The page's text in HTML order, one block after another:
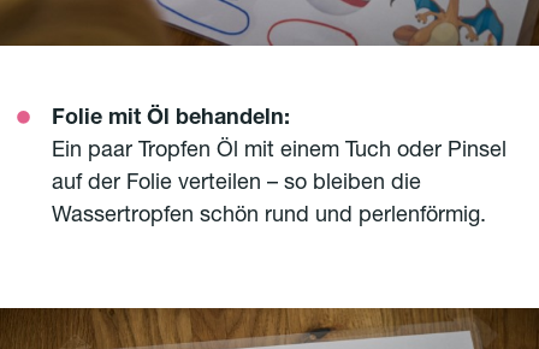
Folie mit Öl behandeln:
Ein paar Tropfen Öl mit einem Tuch oder Pinsel
auf der Folie verteilen – so bleiben die
Wassertropfen schön rund und perlenförmig.